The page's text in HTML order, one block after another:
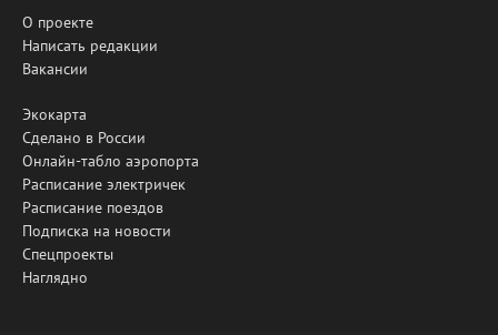
О проекте
Написать редакции
Вакансии
Экокарта
Сделано в России
Онлайн-табло аэропорта
Расписание электричек
Расписание поездов
Подписка на новости
Спецпроекты
Наглядно